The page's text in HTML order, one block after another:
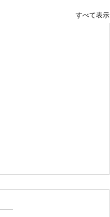
すべて表示
ご挨拶
けましておめでとうござい